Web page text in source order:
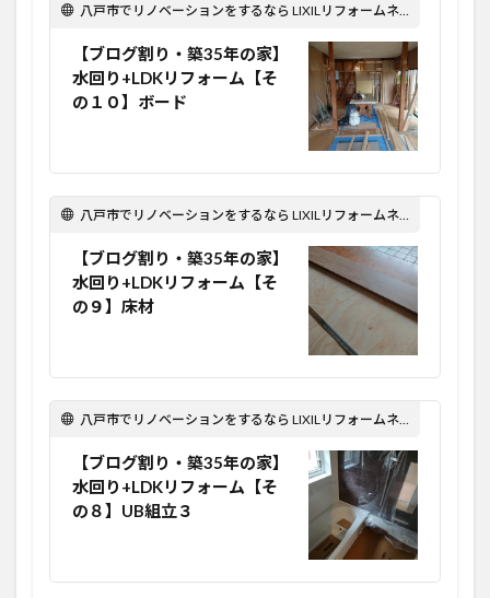
八戸市でリノベーションをするなら LIXILリフォームネット Optima Reform！
【ブログ割り・築35年の家】
水回り+LDKリフォーム【そ
の１０】ボード
八戸市でリノベーションをするなら LIXILリフォームネット Optima Reform！
【ブログ割り・築35年の家】
水回り+LDKリフォーム【そ
の９】床材
八戸市でリノベーションをするなら LIXILリフォームネット Optima Reform！
【ブログ割り・築35年の家】
水回り+LDKリフォーム【そ
の８】UB組立３